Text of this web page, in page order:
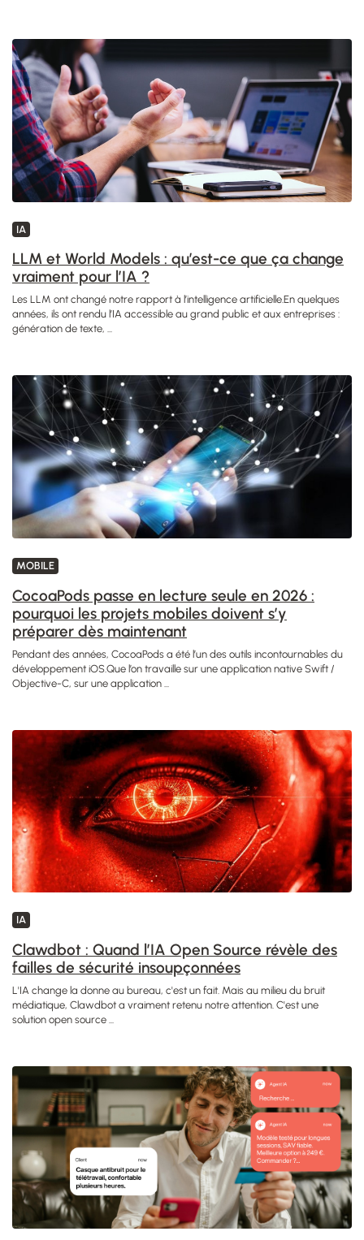
IA
LLM et World Models : qu’est-ce que ça change
vraiment pour l’IA ?
Les LLM ont changé notre rapport à l’intelligence artificielle.En quelques
années, ils ont rendu l’IA accessible au grand public et aux entreprises :
génération de texte, ...
MOBILE
CocoaPods passe en lecture seule en 2026 :
pourquoi les projets mobiles doivent s’y
préparer dès maintenant
Pendant des années, CocoaPods a été l’un des outils incontournables du
développement iOS.Que l’on travaille sur une application native Swift /
Objective-C, sur une application ...
IA
Clawdbot : Quand l’IA Open Source révèle des
failles de sécurité insoupçonnées
L'IA change la donne au bureau, c'est un fait. Mais au milieu du bruit
médiatique, Clawdbot a vraiment retenu notre attention. C'est une
solution open source ...